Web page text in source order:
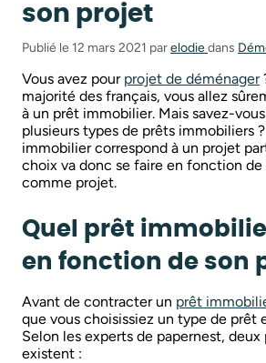
son projet
Publié le 12 mars 2021 parelodiedans
Vous avez pour projet de déménager
majorité des français, vous allez
à un prêt immobilier. Mais savez-
plusieurs types de prêts immobiliers
immobilier correspond à un projet
choix va donc se faire en fonction de
comme projet.
Quel prêt
en fonction de son
Avant de contracter un prêt
que vous choisissiez un type de prêt
Selon les experts de papernest,
existent :